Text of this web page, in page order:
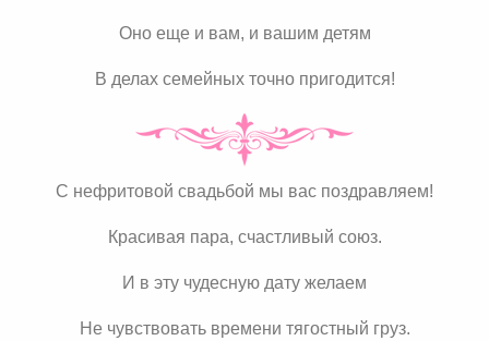
Оно еще и вам, и вашим детям
В делах семейных точно пригодится!
С нефритовой свадьбой мы вас поздравляем!
Красивая пара, счастливый союз.
И в эту чудесную дату желаем
Не чувствовать времени тягостный груз.